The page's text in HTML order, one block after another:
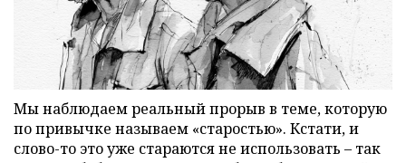
Мы наблюдаем реальный прорыв в теме, которую
по привычке называем «старостью». Кстати, и
слово-то это уже стараются не использовать – так